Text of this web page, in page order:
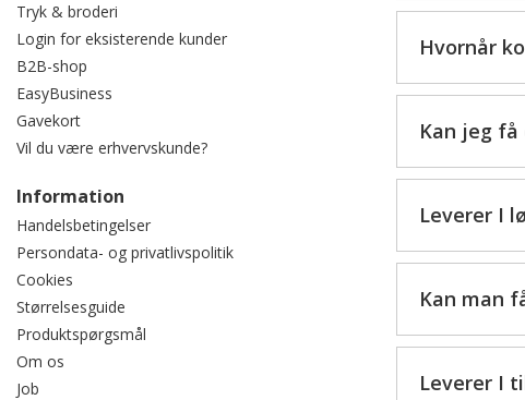
Tryk & broderi
Login for eksisterende kunder
B2B-shop
EasyBusiness
Gavekort
Vil du være erhvervskunde?
Information
Handelsbetingelser
Persondata- og privatlivspolitik
Cookies
Størrelsesguide
Produktspørgsmål
Om os
Job
Hvornår
Kan jeg
Leverer I
Kan man
Leverer I